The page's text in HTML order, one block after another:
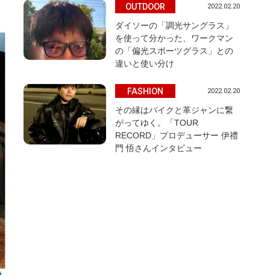
OUTDOOR 2022.02.20
ダイソーの「調光サングラス」
を使って分かった、ワークマン
の「偏光スポーツグラス」との
違いと使い分け
FASHION 2022.02.20
その縁はバイクと革ジャンに繋
がってゆく。「TOUR
RECORD」プロデューサー 伊禮
門 悟さんインタビュー